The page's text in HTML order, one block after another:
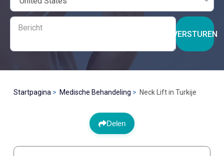
VERSTUREN
Startpagina Medische Behandeling Neck Lift in Turkije
Delen